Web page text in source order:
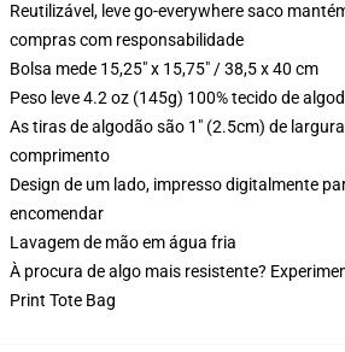
Reutilizável, leve go-everywhere saco
compras com responsabilidade
Bolsa mede 15,25" x 15,75" / 38,5 x 40 cm
Peso leve 4.2 oz (145g) 100% tecido de
As tiras de algodão são 1" (2.5cm) de
comprimento
Design de um lado, impresso digitalmente
encomendar
Lavagem de mão em água fria
À procura de algo mais resistente?
Print Tote Bag